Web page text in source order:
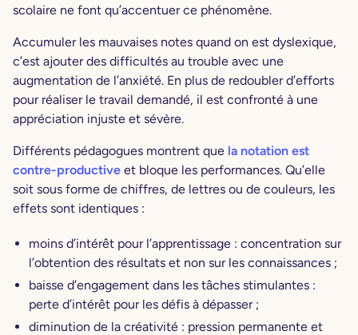
scolaire ne font qu’accentuer ce phénomène.
Accumuler les mauvaises notes quand on est dyslexique,
c’est ajouter des difficultés au trouble avec une
augmentation de l’anxiété. En plus de redoubler d’efforts
pour réaliser le travail demandé, il est confronté à une
appréciation injuste et sévère.
Différents pédagogues montrent que la notation est
contre-productive et bloque les performances. Qu’elle
soit sous forme de chiffres, de lettres ou de couleurs, les
effets sont identiques :
moins d’intérêt pour l’apprentissage : concentration sur
l’obtention des résultats et non sur les connaissances ;
baisse d’engagement dans les tâches stimulantes :
perte d’intérêt pour les défis à dépasser ;
diminution de la créativité : pression permanente et